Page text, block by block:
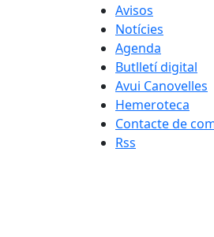
Avisos
Notícies
Agenda
Butlletí digital
Avui Canovelles
Hemeroteca
Contacte de
Rss